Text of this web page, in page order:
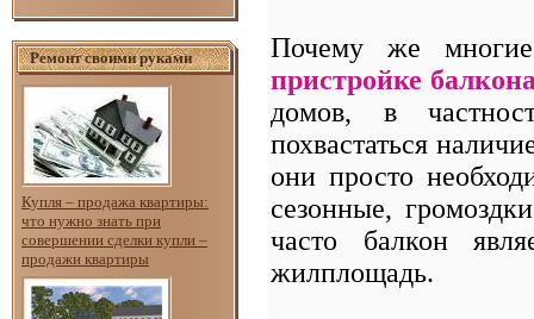
Ремонт своими руками
Купля – продажа квартиры:
что нужно знать при
совершении сделки купли –
продажи квартиры
Почему же
пристройке
домов, в
похвастаться
они просто
сезонные,
часто балкон
жилплощадь.